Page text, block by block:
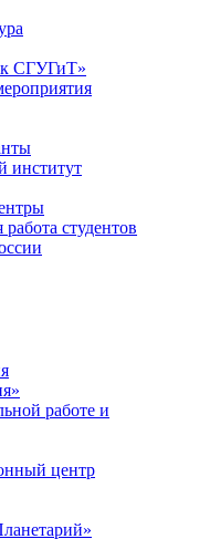
СГУГиТ»
институт
студентов
работе и
центр